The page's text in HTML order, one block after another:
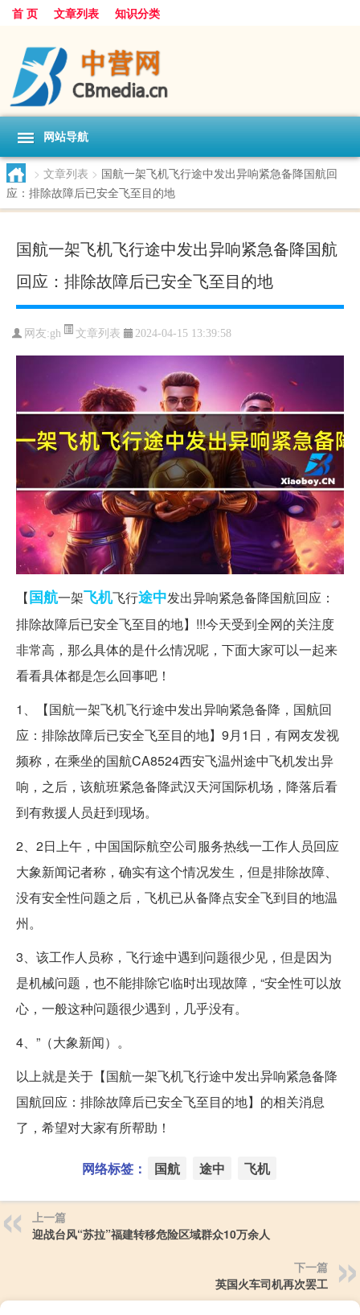
首 页 文章列表 知识分类
网站导航
> 文章列表 > 国航一架飞机飞行途中发出异响紧急备降国航回
应：排除故障后已安全飞至目的地
国航一架飞机飞行途中发出异响紧急备降国航
回应：排除故障后已安全飞至目的地
网友:gh 文章列表 2024-04-15 13:39:58
【国航一架飞机飞行途中发出异响紧急备降国航回应：
排除故障后已安全飞至目的地】!!!今天受到全网的关注度
非常高，那么具体的是什么情况呢，下面大家可以一起来
看看具体都是怎么回事吧！
1、【国航一架飞机飞行途中发出异响紧急备降，国航回
应：排除故障后已安全飞至目的地】9月1日，有网友发视
频称，在乘坐的国航CA8524西安飞温州途中飞机发出异
响，之后，该航班紧急备降武汉天河国际机场，降落后看
到有救援人员赶到现场。
2、2日上午，中国国际航空公司服务热线一工作人员回应
大象新闻记者称，确实有这个情况发生，但是排除故障、
没有安全性问题之后，飞机已从备降点安全飞到目的地温
州。
3、该工作人员称，飞行途中遇到问题很少见，但是因为
是机械问题，也不能排除它临时出现故障，“安全性可以放
心，一般这种问题很少遇到，几乎没有。
4、”（大象新闻）。
以上就是关于【国航一架飞机飞行途中发出异响紧急备降
国航回应：排除故障后已安全飞至目的地】的相关消息
了，希望对大家有所帮助！
网络标签： 国航 途中 飞机
上一篇
迎战台风“苏拉”福建转移危险区域群众10万余人
下一篇
英国火车司机再次罢工